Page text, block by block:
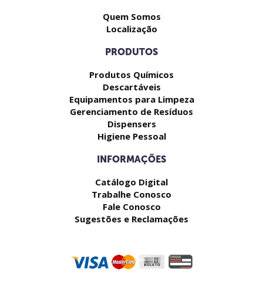
Quem Somos
Localização
PRODUTOS
Produtos Químicos
Descartáveis
Equipamentos para Limpeza
Gerenciamento de Resíduos
Dispensers
Higiene Pessoal
INFORMAÇÕES
Catálogo Digital
Trabalhe Conosco
Fale Conosco
Sugestões e Reclamações